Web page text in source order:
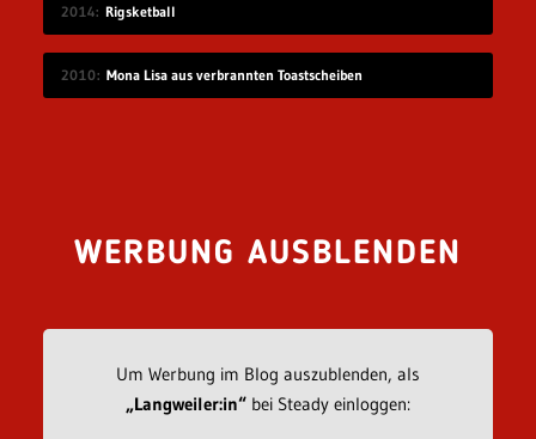
2014 Rigsketball
2010 Mona Lisa aus verbrannten Toastscheiben
WERBUNG AUSBLENDEN
Um Werbung im Blog auszublenden, als
„Langweiler:in“bei Steady einloggen: